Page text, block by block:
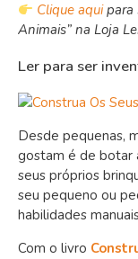
Clique aquipara
Animais” na Loja
Ler para ser
Desde pequenas,
gostam é de botar
seus próprios
seu pequeno ou
habilidades
Com o livro